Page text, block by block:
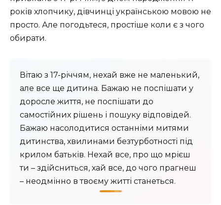
років хлопчику, дівчинці українською мовою не
просто. Але погодьтеся, простіше коли є з чого
обирати.
Вітаю з 17-річчям, нехай вже не маленький,
але все ще дитина. Бажаю не поспішати у
доросле життя, не поспішати до
самостійних рішень і пошуку відповідей.
Бажаю насолодитися останніми митями
дитинства, хвилинами безтурботності під
крилом батьків. Нехай все, про що мрієш
ти – здійсниться, хай все, до чого прагнеш
– неодмінно в твоєму житті станеться.